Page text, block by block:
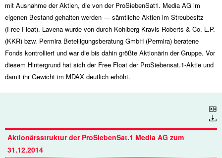
mit Ausnahme der Aktien, die von der ProSiebenSat1. Media AG im
eigenen Bestand gehalten werden — sämtliche Aktien im Streubesitz
(Free Float). Lavena wurde von durch Kohlberg Kravis Roberts & Co. L.P.
(KKR) bzw. Permira Beteiligungsberatung GmbH (Permira) beratene
Fonds kontrolliert und war die bis dahin größte Aktionärin der Gruppe. Vor
diesem Hintergrund hat sich der Free Float der ProSiebensat.1-Aktie und
damit ihr Gewicht im MDAX deutlich erhöht.
Download
Aktionärsstruktur der ProSiebenSat.1 Media AG zum
31.12.2014